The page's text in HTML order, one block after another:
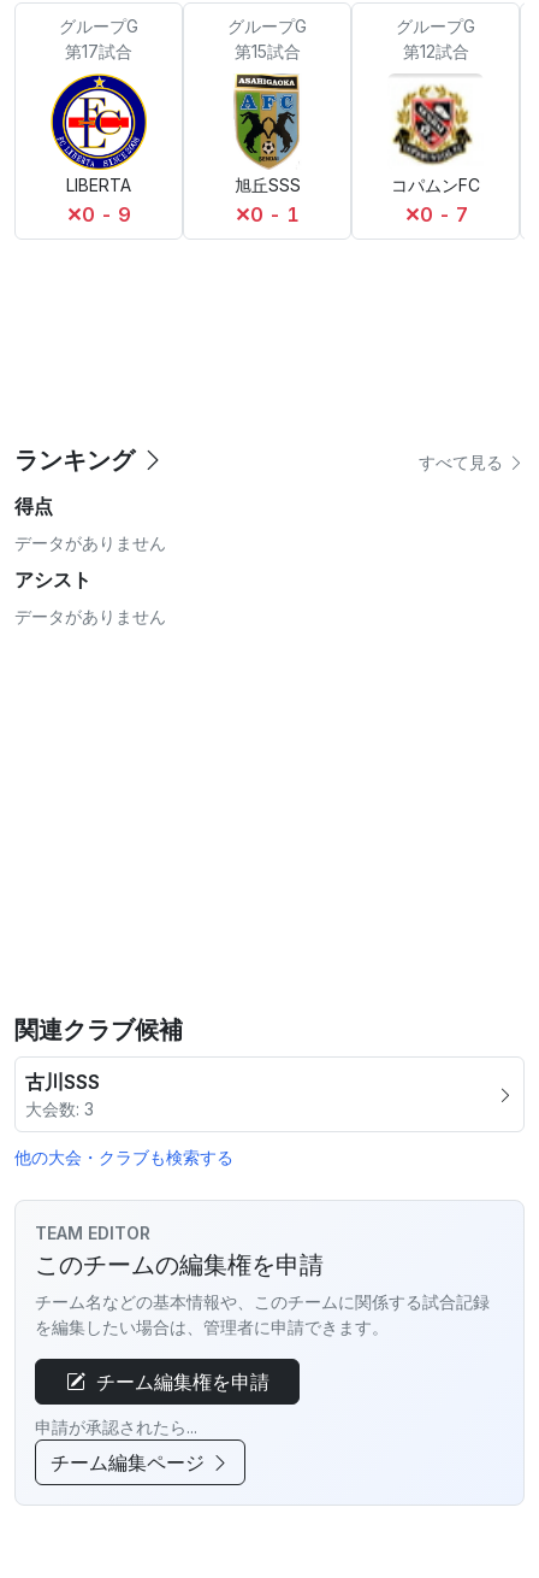
グループG
第17試合
LIBERTA
✕0 - 9
グループG
第15試合
旭丘SSS
✕0 - 1
グループG
第12試合
コパムンFC
✕0 - 7
ランキング すべて見る
得点
データがありません
アシスト
データがありません
関連クラブ候補
古川SSS
大会数: 3
他の大会・クラブも検索する
TEAM EDITOR
このチームの編集権を申請
チーム名などの基本情報や、このチームに関係する試合記録
を編集したい場合は、管理者に申請できます。
チーム編集権を申請
申請が承認されたら...
チーム編集ページ